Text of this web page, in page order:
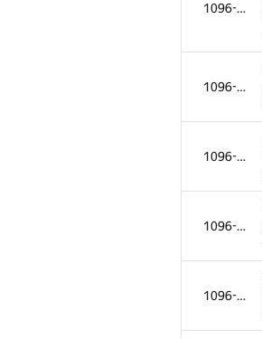
1096-1309
1096-1309
1096-1309
1096-1309
1096-1309